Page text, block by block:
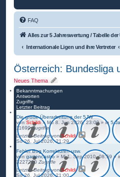
FAQ
Alles zur 5 Jahreswertung / Tabelle
Internationale Ligen und ihre Vertreter
Österreich: Bundesliga
Neues Thema
Bekanntmachungen
Antworten
Zugriffe
Letzter Beitrag
Die große Überarbeitung der 5JW
von Schildi» Mo 8. Jun 2026, 23:00» in 5
11699Zugriffe
Letzter BeitragvonSchildi
So 26. Jul 2026, 21:29
Fehler Bug Korrekturen usw.
von gartencastro» Mi 1. Sep 2010, 08:59 »
3227220 Zugriffe
Letzter BeitragvonSchildi
So 26. Jul 2026, 21:00